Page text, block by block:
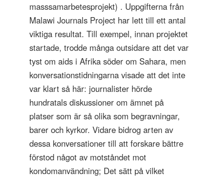
masssamarbetesprojekt) . Uppgifterna från
Malawi Journals Project har lett till ett antal
viktiga resultat. Till exempel, innan projektet
startade, trodde många outsidare att det var
tyst om aids i Afrika söder om Sahara, men
konversationstidningarna visade att det inte
var klart så här: journalister hörde
hundratals diskussioner om ämnet på
platser som är så olika som begravningar,
barer och kyrkor. Vidare bidrog arten av
dessa konversationer till att forskare bättre
förstod något av motståndet mot
kondomanvändning; Det sätt på vilket